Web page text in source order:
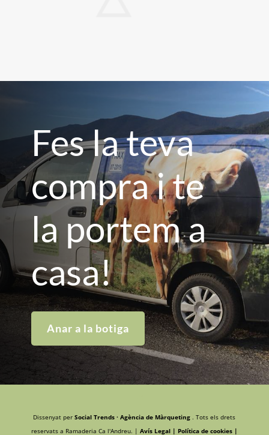
Fes la teva
compra i te
la portem a
casa!
Anar a la botiga
Dissenyat perSocial Trends · Agència de Màrqueting. Tots els drets
reservats a Ramaderia Ca l'Andreu. | Avís Legal | Política de cookies |